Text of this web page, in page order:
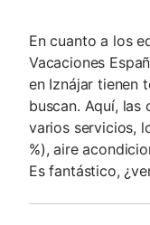
En cuanto a los
Vacaciones
en Iznájar tienen
buscan. Aquí, las
varios servicios,
%), aire
Es fantástico,